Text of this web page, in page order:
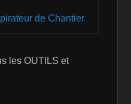
de Chantier
les OUTILS et